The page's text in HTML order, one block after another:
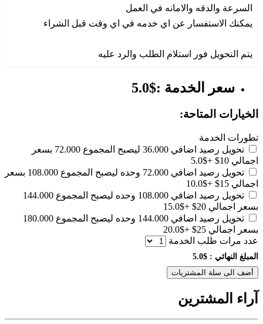
السرعة والدقه والامانه في العمل
يمكنك الاستفسار عن اي خدمه في اي وقت قبل الشراء
يتم التحويل فور استلام الطلب والرد عليه
سعر الخدمة :$5.0
الخيارات المتاحة:
تطورات الخدمة
تحويل رصيد اضافي 36.000 ليصبح المجموع 72.000 بسعر
اجمالي 10$
+$5.0
تحويل رصيد اضافي 72.000 وحده ليصبح المجموع 108.000 بسعر
اجمالي 15$
+$10.0
تحويل رصيد اضافي 108.000 وحده ليصبح المجموع 144.000
بسعر اجمالي 20$
+$15.0
تحويل رصيد اضافي 144.000 وحده ليصبح المجموع 180.000
بسعر اجمالي 25$
+$20.0
عدد مرات طلب الخدمة
المبلغ النهائي : $5.0
أضف الى سلة المشتريات
آراء المشترين